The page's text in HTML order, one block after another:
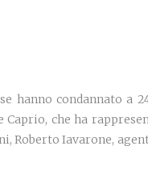
hanno condannato a
Caprio, che ha
Iavarone,